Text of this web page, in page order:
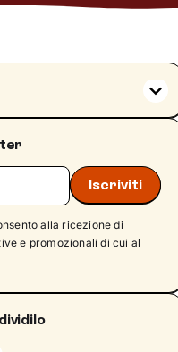
affettivo: definizione e
un manipolatore
diventa manipolatrice?
manipolatore affettivo?
alla ricezione di
e promozionali di cui al